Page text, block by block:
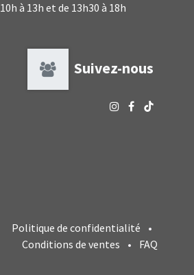
10h à 13h et de 13h30 à 18h
Suivez-nous
Politique de confidentialité
•
Conditions de ventes
• FAQ